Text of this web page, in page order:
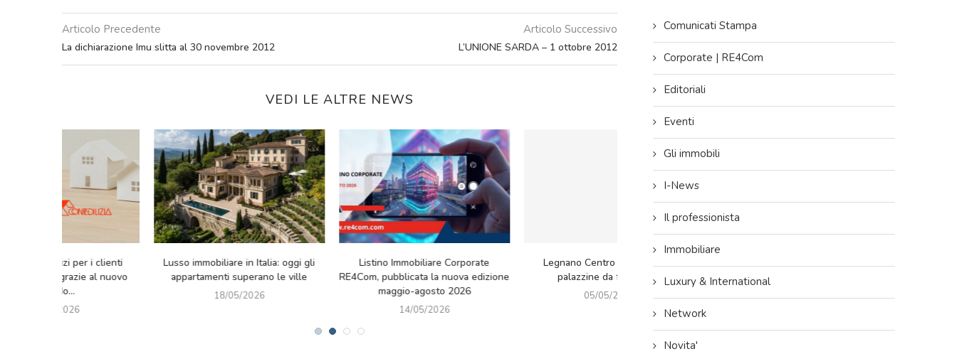
Articolo Precedente
La dichiarazione Imu slitta al 30 novembre 2012
Articolo Successivo
L’UNIONE SARDA – 1 ottobre 2012
VEDI LE ALTRE NEWS
Immobiliare Corporate
pubblicata la nuova edizione
agosto 2026
14/05/2026
Legnano Centro (Milano): due
palazzine da frazionare
05/05/2026
Il paradosso green: riflessioni tra
cultura, idee e nuove sfide europee
01/05/2026
Mercato immobiliare luxury: Kering
cede il Prestigioso Immobile in Via
Montenapoleone 8...
Kedros Partner of Limmobiliare.com di
Varese sponsor della 10° edizione
Verona
Comunicati Stampa
Corporate | RE4Com
Editoriali
Eventi
Gli immobili
I-News
Il professionista
Immobiliare
Luxury & International
Network
Novita'